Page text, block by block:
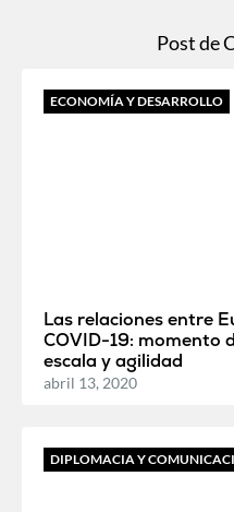
Post de
ECONOMÍA Y DESARROLLO
Las relaciones entre
COVID-19: momento
escala y agilidad
abril 13, 2020
DIPLOMACIA Y